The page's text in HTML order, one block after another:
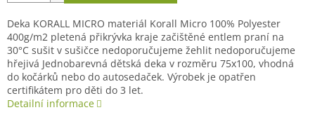
Deka KORALL MICRO materiál Korall Micro 100% Polyester
400g/m2 pletená přikrývka kraje začištěné entlem praní na
30°C sušit v sušičce nedoporučujeme žehlit nedoporučujeme
hřejivá Jednobarevná dětská deka v rozměru 75x100, vhodná
do kočárků nebo do autosedaček. Výrobek je opatřen
certifikátem pro děti do 3 let.
Detailní informace